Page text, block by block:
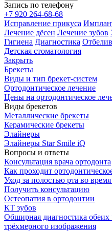
Запись по телефону
+7 920 264-68-68
Исправление прикуса
Лечение дёсен Лечение зубов
Гигиена Диагностика
Детская стоматология
Закрыть
Брекеты
Виды и тип брекет-систем
Ортодонтическое лечение
Цены на ортодонтическое
Виды брекетов
Металлические брекеты
Керамические брекеты
Элайнеры
Элайнеры Star Smile iQ
Вопросы и ответы
Консультация врача ортодонта
Как проходит
Уход за полостью рта во
Получить консультацию
Остеопатия в ортодонтии
КТ зубов
Обширная диагностика
трёхмерного изображения